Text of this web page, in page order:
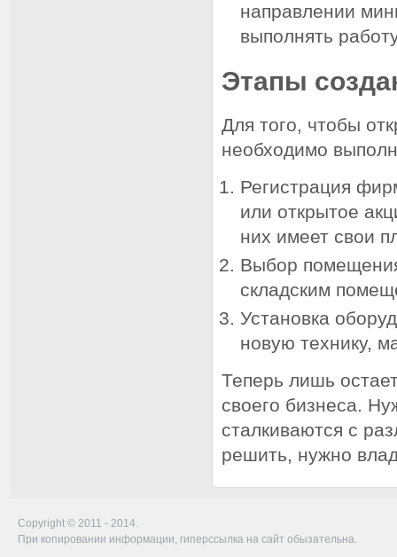
направлении
выполнять
Этапы
Для того, чтобы
необходимо
Регистрация
или открытое
них имеет свои
Выбор
складским
Установка
новую технику,
Теперь лишь
своего бизнеса.
сталкиваются с
решить, нужно
Copyright © 2011 - 2014.
При копировании информации, гиперссылка на сайт обызательна.